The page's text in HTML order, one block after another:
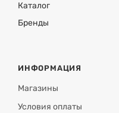
Каталог
Бренды
ИНФОРМАЦИЯ
Магазины
Условия оплаты